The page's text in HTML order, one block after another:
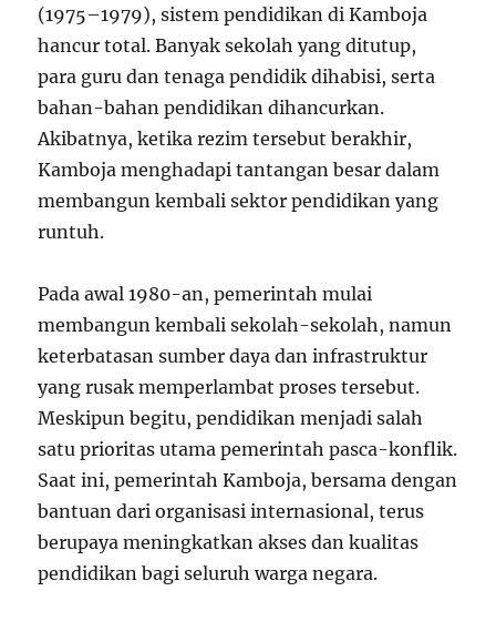
(1975–1979), sistem pendidikan di Kamboja
hancur total. Banyak sekolah yang ditutup,
para guru dan tenaga pendidik dihabisi, serta
bahan-bahan pendidikan dihancurkan.
Akibatnya, ketika rezim tersebut berakhir,
Kamboja menghadapi tantangan besar dalam
membangun kembali sektor pendidikan yang
runtuh.
Pada awal 1980-an, pemerintah mulai
membangun kembali sekolah-sekolah, namun
keterbatasan sumber daya dan infrastruktur
yang rusak memperlambat proses tersebut.
Meskipun begitu, pendidikan menjadi salah
satu prioritas utama pemerintah pasca-konflik.
Saat ini, pemerintah Kamboja, bersama dengan
bantuan dari organisasi internasional, terus
berupaya meningkatkan akses dan kualitas
pendidikan bagi seluruh warga negara.